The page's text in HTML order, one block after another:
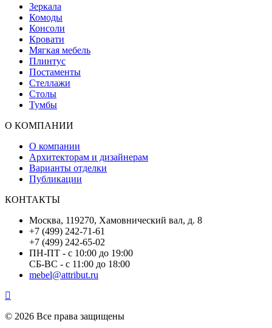
Зеркала
Комоды
Консоли
Кровати
Мягкая мебель
Плинтус
Постаменты
Стеллажи
Столы
Тумбы
О КОМПАНИИ
О компании
Архитекторам и дизайнерам
Варианты отделки
Публикации
КОНТАКТЫ
Москва, 119270, Хамовнический вал, д. 8
+7 (499) 242-71-61
+7 (499) 242-65-02
ПН-ПТ - с 10:00 до 19:00
СБ-ВС - с 11:00 до 18:00
mebel@attribut.ru
© 2026 Все права защищены